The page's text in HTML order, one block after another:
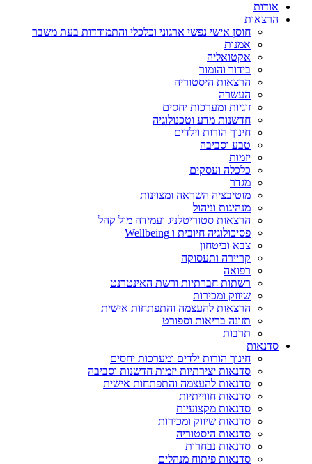
אודות
הרצאות
חוסן אישי נפשי ארגוני וכלכלי והתמודדות בעת משבר
אמנות
אקטואליה
בידור והומור
הרצאות היסטוריה
העשרה
זוגיות ומערכות יחסים
חדשנות מדע וטכנולוגיה
חינוך הורות וילדים
טבע וסביבה
יזמות
כלכלה ועסקים
מגדר
מוטיבציה השראה ומצוינות
מנהיגות וניהול
הרצאות סטוריטלניג ועמידה מול קהל
פסיכולוגיה חיובית ו Wellbeing
צבא וביטחון
קריירה ותעסוקה
רפואה
רשתות חברתיות ורשת האינטרנט
שיווק ומכירות
הרצאות להעצמה והתפתחות אישית
תזונה בריאות וספורט
תרבות
סדנאות
חינוך הורות ילדים ומערכות יחסים
סדנאות יצירתיות יזמות חדשנות וסביבה
סדנאות להעצמה והתפתחות אישית
סדנאות חווייתיות
סדנאות מקצועיות
סדנאות שיווק ומכירות
סדנאות היסטוריה
סדנאות נבחרות
סדנאות פיתוח מנהלים